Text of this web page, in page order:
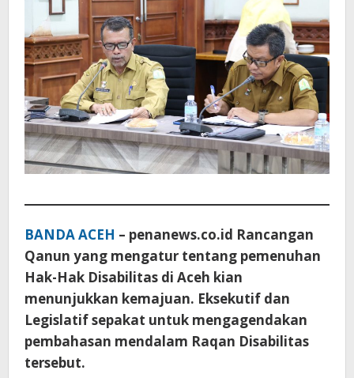
BANDA ACEH – penanews.co.id Rancangan
Qanun yang mengatur tentang pemenuhan
Hak-Hak Disabilitas di Aceh kian
menunjukkan kemajuan. Eksekutif dan
Legislatif sepakat untuk mengagendakan
pembahasan mendalam Raqan Disabilitas
tersebut.